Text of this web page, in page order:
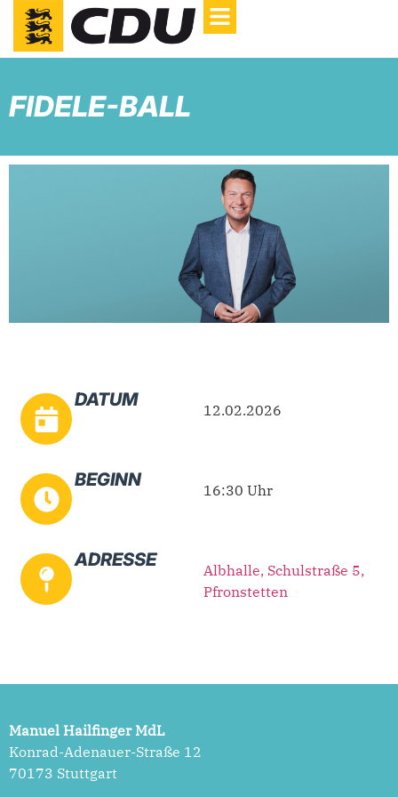
FIDELE-BALL
DATUM 12.02.2026
BEGINN 16:30 Uhr
ADRESSE
Albhalle, Schulstraße 5,
Pfronstetten
Manuel Hailfinger MdL
Konrad-Adenauer-Straße 12
70173 Stuttgart